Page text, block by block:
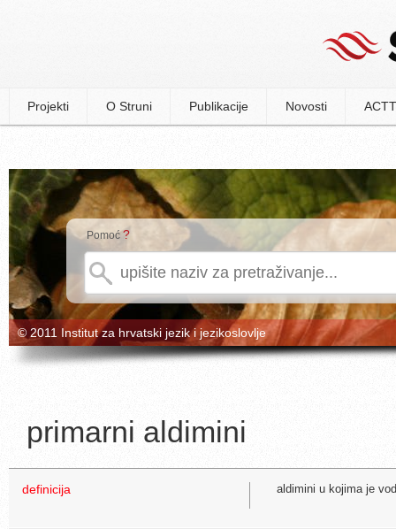
Projekti O Struni Publikacije Novosti
Pomoć ?
© 2011 Institut za hrvatski jezik i jezikoslovlje
primarni aldimini
definicija aldimini u kojima je